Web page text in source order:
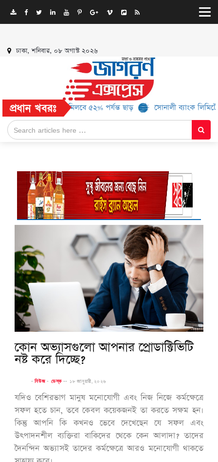
ঢাকা, শনিবার, ০৮ অগাস্ট ২০২৬
প্রধান খবরঃ
১৬ ব্র্যান্ড, মিলবে ৫২% পর্যন্ত ছাড় সোনালী ব্যাংক লিমিটেড-এর
কোন অভ্যাসগুলো আপনার প্রোডাক্টিভিটি
নষ্ট করে দিচ্ছে?
-নিউজ - ডেস্ক -- ১৮ জানুয়ারী, ২০২৬
যদিও বেশিরভাগ মানুষ মনোযোগী এবং নিজ নিজে কর্মক্ষেত্রে
সফল হতে চান, তবে কেবল কয়েকজনই তা করতে সক্ষম হন।
কিন্তু আপনি কি কখনও ভেবে দেখেছেন যে সফল এবং
উৎপাদনশীল ব্যক্তিরা বাকিদের থেকে কেন আলাদা? তাদের
দৈনন্দিন অভ্যাসই তাদের কর্মক্ষেত্রে আরও মনোযোগী থাকতে